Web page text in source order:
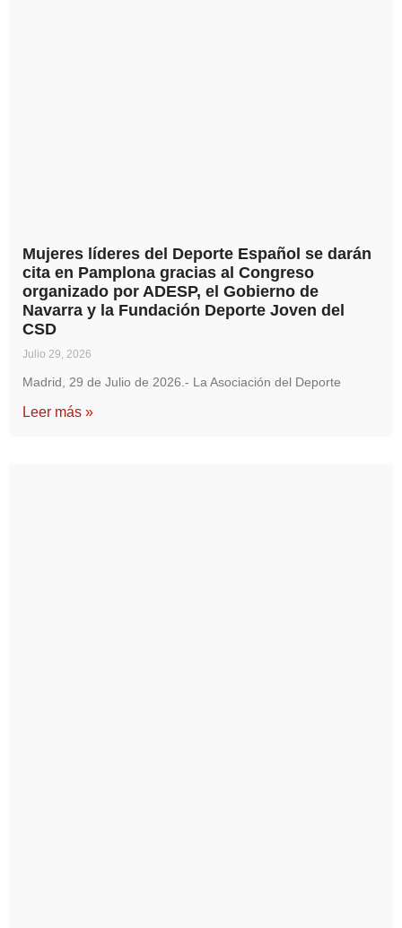
Mujeres líderes del Deporte Español se darán
cita en Pamplona gracias al Congreso
organizado por ADESP, el Gobierno de
Navarra y la Fundación Deporte Joven del
CSD
Julio 29, 2026
Madrid, 29 de Julio de 2026.- La Asociación del Deporte
Leer más »